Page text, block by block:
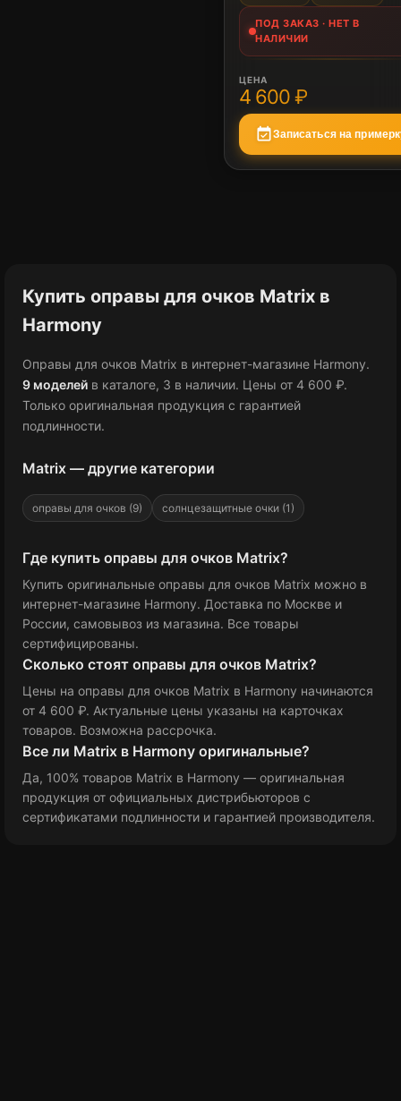
ПОД ЗАКАЗ · НЕТ В
НАЛИЧИИ
ЦЕНА
4 600 ₽
event_availableЗаписаться на
Купить оправы для очков Matrix в
Harmony
Оправы для очков Matrix в интернет-магазине Harmony.
9 моделей в каталоге, 3 в наличии. Цены от 4 600 ₽.
Только оригинальная продукция с гарантией
подлинности.
Matrix — другие категории
оправы для очков (9) солнцезащитные очки (1)
Где купить оправы для очков Matrix?
Купить оригинальные оправы для очков Matrix можно в
интернет-магазине Harmony. Доставка по Москве и
России, самовывоз из магазина. Все товары
сертифицированы.
Сколько стоят оправы для очков Matrix?
Цены на оправы для очков Matrix в Harmony начинаются
от 4 600 ₽. Актуальные цены указаны на карточках
товаров. Возможна рассрочка.
Все ли Matrix в Harmony оригинальные?
Да, 100% товаров Matrix в Harmony — оригинальная
продукция от официальных дистрибьюторов с
сертификатами подлинности и гарантией производителя.